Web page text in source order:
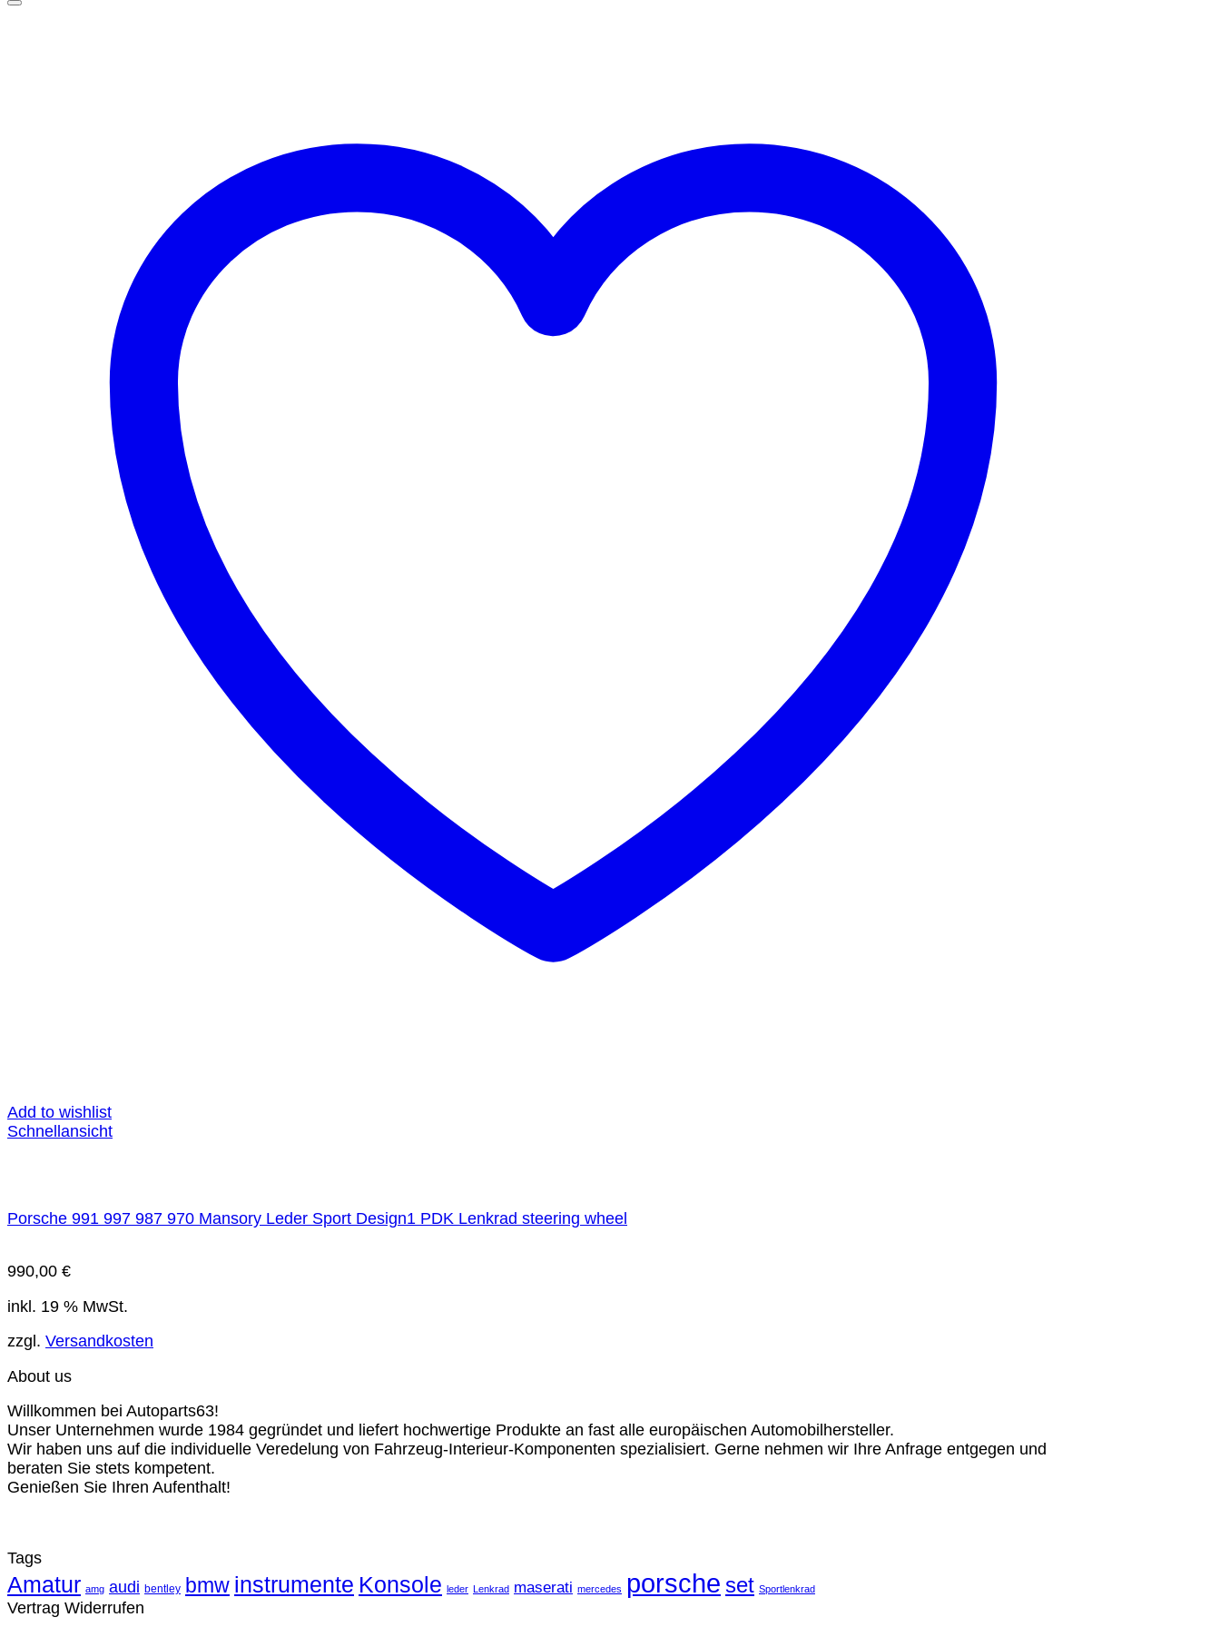
Add to wishlist
Schnellansicht
Porsche 991 997 987 970 Mansory Leder Sport Design1 PDK Lenkrad steering wheel
990,00 €
inkl. 19 % MwSt.
zzgl. Versandkosten
About us
Willkommen bei Autoparts63!
Unser Unternehmen wurde 1984 gegründet und liefert hochwertige Produkte an fast alle europäischen Automobilhersteller.
Wir haben uns auf die individuelle Veredelung von Fahrzeug-Interieur-Komponenten spezialisiert. Gerne nehmen wir Ihre Anfrage entgegen und
beraten Sie stets kompetent.
Genießen Sie Ihren Aufenthalt!
Tags
Amatur amg audi bentley bmw instrumente Konsole leder Lenkrad maserati mercedes porsche set Sportlenkrad
Vertrag Widerrufen